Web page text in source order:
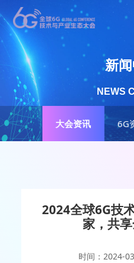
大会资讯 6G
新
NEWS
2024全球6G技
家，共
时间：2024-